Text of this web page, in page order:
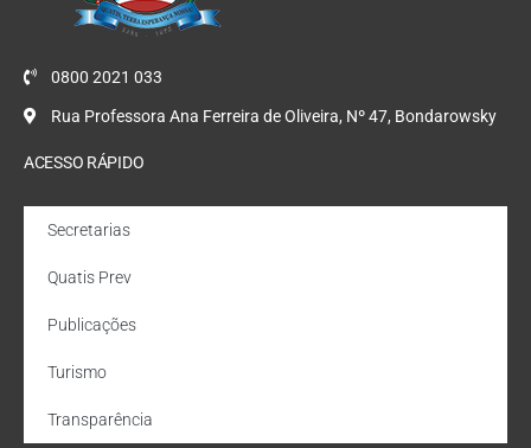
0800 2021 033
Rua Professora Ana Ferreira de Oliveira, Nº 47, Bondarowsky
ACESSO RÁPIDO
Secretarias
Quatis Prev
Publicações
Turismo
Transparência